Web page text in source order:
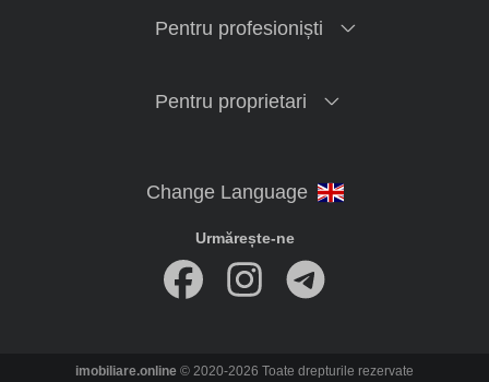
Pentru profesioniști
Pentru proprietari
Urmărește-ne
imobiliare.online © 2020-2026 Toate drepturile rezervate